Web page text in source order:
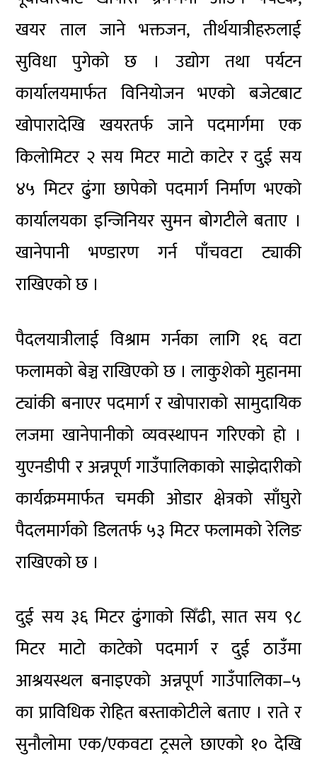
खयर ताल जाने भक्तजन, तीर्थयात्रीहरुलाई
सुविधा पुगेको छ । उद्योग तथा पर्यटन
कार्यालयमार्फत विनियोजन भएको बजेटबाट
खोपारादेखि खयरतर्फ जाने पदमार्गमा एक
किलोमिटर २ सय मिटर माटो काटेर र दुई सय
४५ मिटर ढुंगा छापेको पदमार्ग निर्माण भएको
कार्यालयका इन्जिनियर सुमन बोगटीले बताए ।
खानेपानी भण्डारण गर्न पाँचवटा ट्याकी
राखिएको छ ।
पैदलयात्रीलाई विश्राम गर्नका लागि १६ वटा
फलामको बेञ्च राखिएको छ । लाकुशेको मुहानमा
ट्यांकी बनाएर पदमार्ग र खोपाराको सामुदायिक
लजमा खानेपानीको व्यवस्थापन गरिएको हो ।
युएनडीपी र अन्नपूर्ण गाउँपालिकाको साझेदारीको
कार्यक्रममार्फत चमकी ओडार क्षेत्रको साँघुरो
पैदलमार्गको डिलतर्फ ५३ मिटर फलामको रेलिङ
राखिएको छ ।
दुई सय ३६ मिटर ढुंगाको सिँढी, सात सय ९८
मिटर माटो काटेको पदमार्ग र दुई ठाउँमा
आश्रयस्थल बनाइएको अन्नपूर्ण गाउँपालिका–५
का प्राविधिक रोहित बस्ताकोटीले बताए । राते र
सुनौलोमा एक/एकवटा ट्रसले छाएको १० देखि